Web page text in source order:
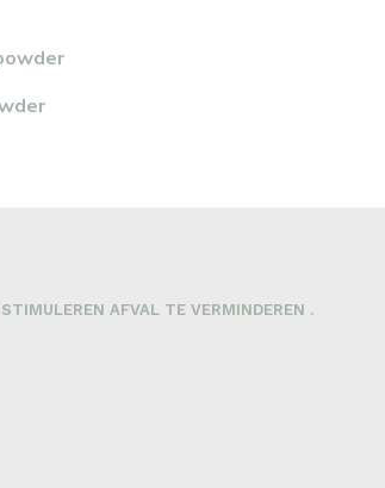
AFVAL TE VERMINDEREN .